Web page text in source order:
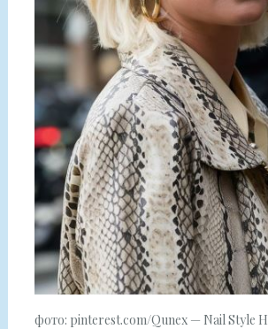
фото: pinterest.com/Qunex — Nail Style